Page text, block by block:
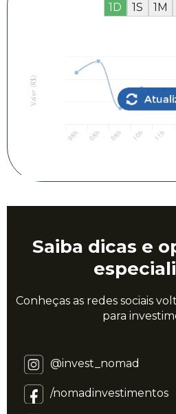
1D 1S 1M
Saiba dicas e
Conheças as redes sociais
para
@invest_nomad
/nomadinvestimentos